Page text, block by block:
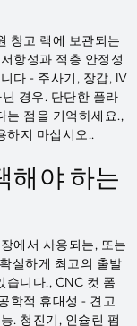
창고 랙에 보관되는
항성과 적층 안정성
다 - 주사기, 장갑, IV
경우. 단단한 플라
는 점을 기억하세요.,
하지 마십시오..
해야 하는
에서 사용되는, 또는
실하게 최고의 출발
습니다., CNC 컷 폼
학적 휴대성 - 견고
. 청진기, 인슐린 펌